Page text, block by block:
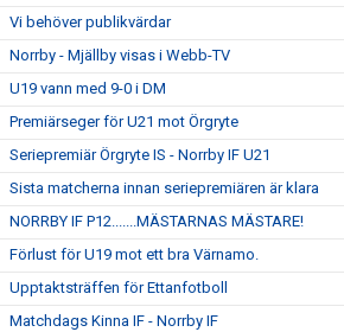
Vi behöver publikvärdar
Norrby - Mjällby visas i Webb-TV
U19 vann med 9-0 i DM
Premiärseger för U21 mot Örgryte
Seriepremiär Örgryte IS - Norrby IF U21
Sista matcherna innan seriepremiären är klara
NORRBY IF P12.......MÄSTARNAS MÄSTARE!
Förlust för U19 mot ett bra Värnamo.
Upptaktsträffen för Ettanfotboll
Matchdags Kinna IF - Norrby IF